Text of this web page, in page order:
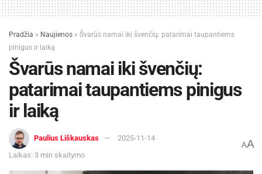
Pradžia » Naujienos » Švarūs namai iki švenčių: patarimai taupantiems
pinigus ir laiką
Švarūs namai iki švenčių:
patarimai taupantiems pinigus
ir laiką
Paulius Liškauskas
2025-11-14
Laikas: 3 min skaitymo
AA